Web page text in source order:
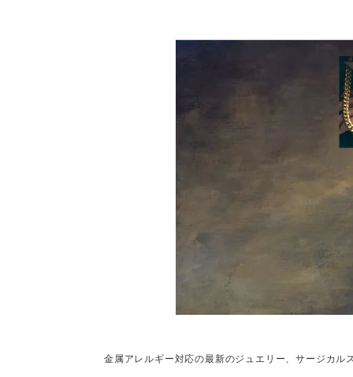
金属アレルギー対応の最新のジュエリー、サージカ